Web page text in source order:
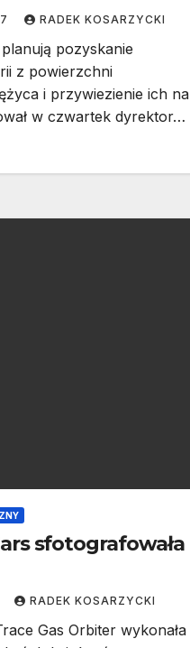
RADEK KOSARZYCKI
pozyskanie
z powierzchni
i przywiezienie ich na
w czwartek dyrektor…
sfotografowała
RADEK KOSARZYCKI
Gas Orbiter wykonała